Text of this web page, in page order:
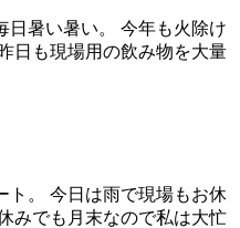
日暑い暑い。 今年も火除け
日も現場用の飲み物を大量
ト。 今日は雨で現場もお休
みでも月末なので私は大忙